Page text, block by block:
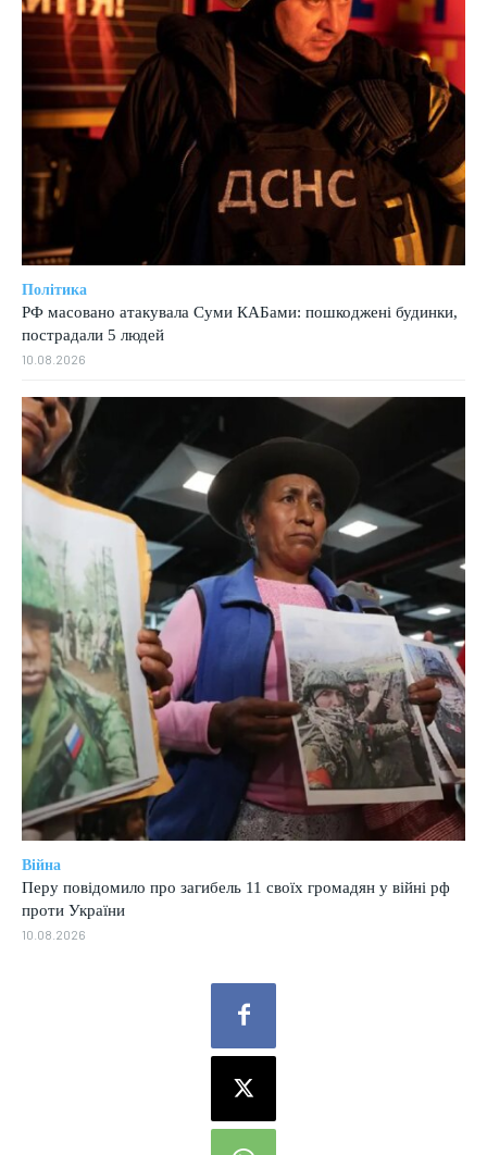
Політика
РФ масовано атакувала Суми КАБами: пошкоджені будинки,
пострадали 5 людей
10.08.2026
Війна
Перу повідомило про загибель 11 своїх громадян у війні рф
проти України
10.08.2026